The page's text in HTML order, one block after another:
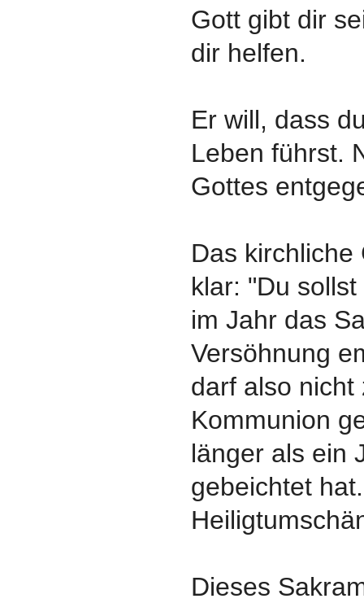
Gott gibt dir
dir helfen.
Er will, dass
Leben führst.
Gottes
Das kirchliche
klar: "Du
im Jahr das
Versöhnung
darf also nicht
Kommunion
länger als ein
gebeichtet
Dieses